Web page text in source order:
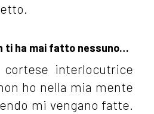
ti ha mai fatto nessuno…
interlocutrice
ho nella mia mente
mi vengano fatte.